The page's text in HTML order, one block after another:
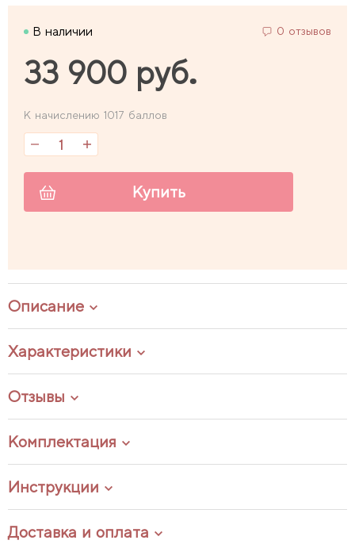
В наличии 0 отзывов
33 900 руб.
К начислению 1017 баллов
Купить
Описание
Характеристики
Отзывы
Комплектация
Инструкции
Доставка и оплата